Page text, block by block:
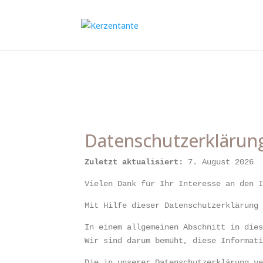
Zuletzt aktualisiert: 7. August 2026
Vielen Dank für Ihr Interesse an den
Mit Hilfe dieser Datenschutzerklärung
In einem allgemeinen Abschnitt in
Wir sind darum bemüht, diese